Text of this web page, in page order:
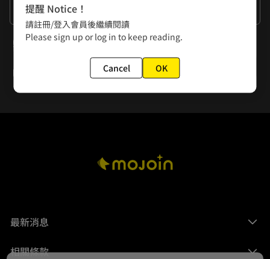
你會選好老闆還是五千萬？
下一話
第41話 又失業了
最新消息
相關條款
提醒 Notice！
請註冊/登入會員後繼續閱讀
Please sign up or log in to keep reading.
Cancel OK